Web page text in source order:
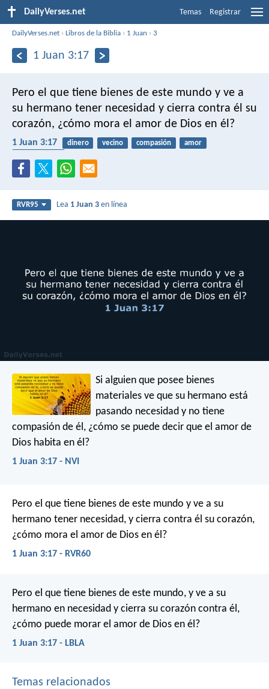
DailyVerses.net Temas Registrar
DailyVerses.net ›Libros de la Biblia › 1 Juan ›3
1 Juan 3:17
Pero el que tiene bienes de este mundo y ve a
su hermano tener necesidad y cierra contra él su
corazón, ¿cómo mora el amor de Dios en él?
1 Juan 3:17 dinero vecino compasión
amor
RVR95 Lea 1 Juan 3 en línea
Si alguien que posee bienes
materiales ve que su hermano está
pasando necesidad y no tiene
compasión de él, ¿cómo se puede decir que el amor de
Dios habita en él?
1 Juan 3:17 - NVI
Pero el que tiene bienes de este mundo y ve a su
hermano tener necesidad, y cierra contra él su corazón,
¿cómo mora el amor de Dios en él?
1 Juan 3:17 - RVR60
Pero el que tiene bienes de este mundo, y ve a su
hermano en necesidad y cierra su corazón contra él,
¿cómo puede morar el amor de Dios en él?
1 Juan 3:17 - LBLA
Temas relacionados